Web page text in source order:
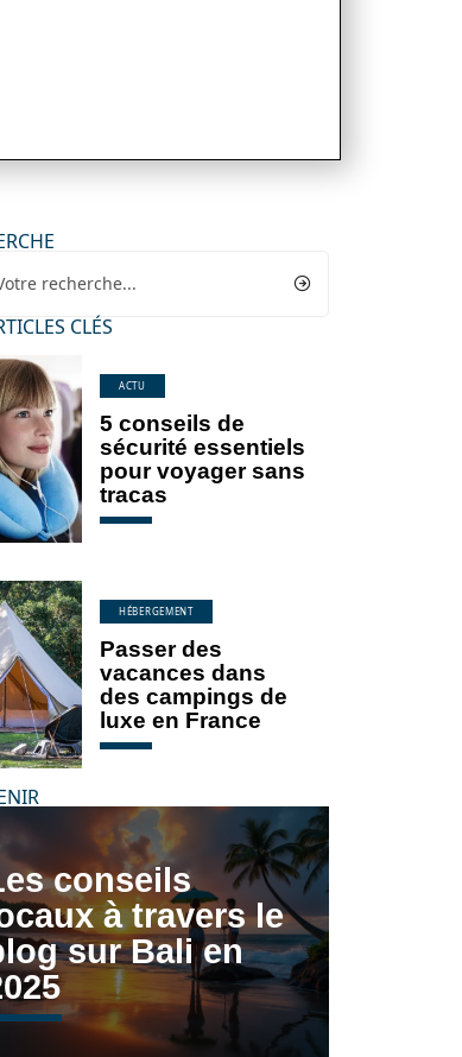
CLÉS
ACTU
5 conseils de
sécurité essentiels
pour voyager sans
tracas
HÉBERGEMENT
Passer des
vacances dans
des campings de
luxe en France
conseils
à travers le
sur Bali en